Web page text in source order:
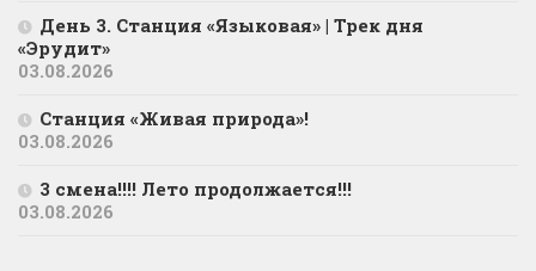
День 3. Станция «Языковая» | Трек дня
«Эрудит»
03.08.2026
Станция «Живая природа»!
03.08.2026
3 смена!!!! Лето продолжается!!!
03.08.2026